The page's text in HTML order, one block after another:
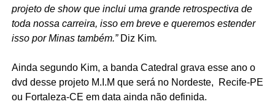
projeto de show que inclui uma grande retrospectiva de
toda nossa carreira, isso em breve e queremos estender
isso por Minas também.”Diz Kim.
Ainda segundo Kim, a banda Catedral grava esse ano o
dvd desse projeto M.I.M que será no Nordeste,
Recife-PE
ou Fortaleza-CE em data ainda não definida.